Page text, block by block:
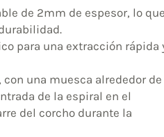
de 2mm de espesor, lo
para una extracción rápida
una muesca alrededor de
de la espiral en el
del corcho durante la